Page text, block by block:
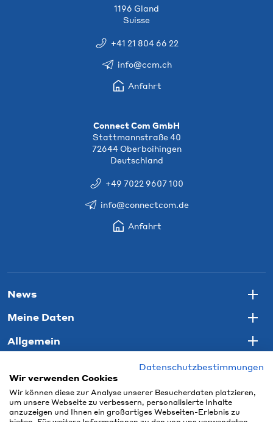
1196 Gland
Suisse
+41 21 804 66 22
info@ccm.ch
Anfahrt
Connect Com GmbH
Stattmannstraße 40
72644 Oberboihingen
Deutschland
+49 7022 9607 100
info@connectcom.de
Anfahrt
News
Meine Daten
Allgemein
Datenschutzbestimmungen
Wir verwenden Cookies
Wir können diese zur Analyse unserer Besucherdaten platzieren,
um unsere Webseite zu verbessern, personalisierte Inhalte
anzuzeigen und Ihnen ein großartiges Webseiten-Erlebnis zu